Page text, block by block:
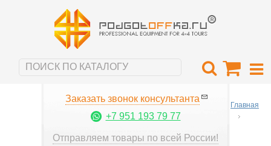
Заказать звонок консультанта
+7 951 193 79 77
Отправляем товары по всей России!
Главная